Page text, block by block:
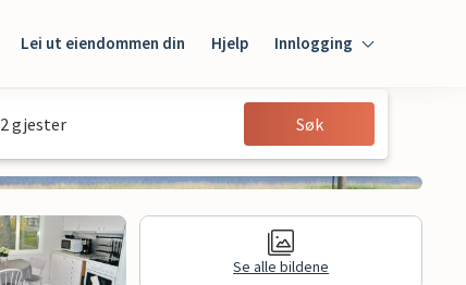
Lei ut eiendommen din Hjelp Innlogging
Innlogging
Gjest
2 gjester Søk
Se alle bildene